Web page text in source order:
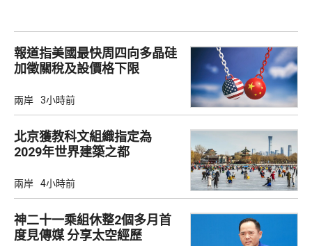
報道指美國最快周四向多晶硅
加徵關稅及設價格下限
兩岸 3小時前
北京獲教科文組織指定為
2029年世界建築之都
兩岸 4小時前
神二十一乘組休整2個多月首
度見傳媒 分享太空經歷